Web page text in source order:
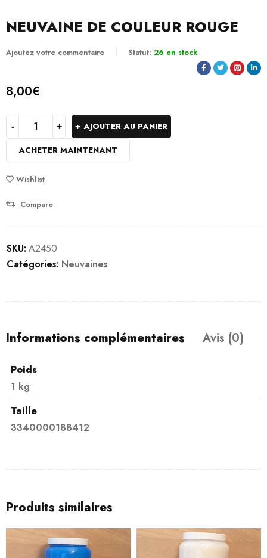
NEUVAINE DE COULEUR ROUGE
Ajoutez votre commentaire Statut: 26 en stock
8,00€
AJOUTER AU PANIER
ACHETER MAINTENANT
Wishlist
Compare
SKU: A2450
Catégories: Neuvaines
Informations complémentaires Avis (0)
Poids
1 kg
Taille
3340000188412
Produits similaires